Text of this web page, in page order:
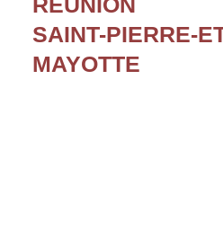
SAINT-PIERRE-
MAYOTTE